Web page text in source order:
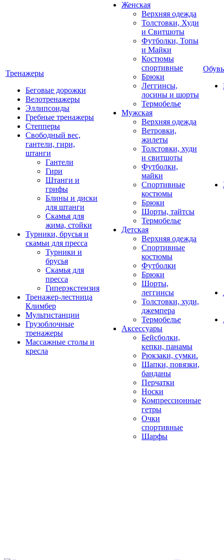
Тренажеры
Беговые дорожки
Велотренажеры
Эллипсоиды
Гребные тренажеры
Степперы
Свободный вес,
гантели, гири,
штанги
Гантели
Гири
Штанги и
грифы
Блины и диски
для штанги
Скамья для
жима, стойки
Турники, брусья и
скамьи для пресса
Турники и
брусья
Скамья для
пресса
Гиперэкстензия
Тренажер-лестница
Климбер
Мультистанции
Грузоблочные
тренажеры
Массажные столы и
кресла
Женская
Верхняя одежда
Толстовки, Худи
и Свитшоты
Футболки, Топы
и Майки
Костюмы
спортивные
Брюки
Леггинсы,
лосины и шорты
Термобелье
Мужская
Верхняя одежда
Ветровки,
жилеты
Толстовки, худи
и свитшоты
Футболки,
майки
Спортивные
костюмы
Брюки
Шорты, тайтсы
Термобелье
Детская
Верхняя одежда
Спортивные
костюмы
Футболки
Брюки
Шорты,
леггинсы
Толстовки, худи,
джемпера
Термобелье
Аксессуары
Бейсболки,
кепки, панамы
Рюкзаки, сумки.
Шапки, повязки,
банданы
Перчатки
Носки
Компрессионные
гетры
Очки
спортивные
Шарфы
Обувь